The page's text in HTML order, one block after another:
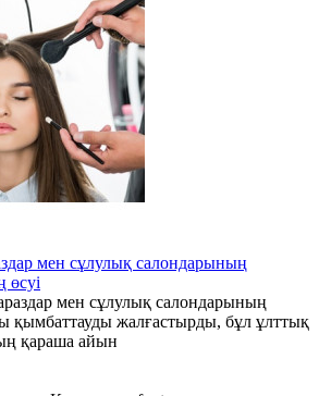
мен сұлулық салондарының
өсуі
мен сұлулық салондарының
қымбаттауды жалғастырды, бұл ұлттық
қараша айын